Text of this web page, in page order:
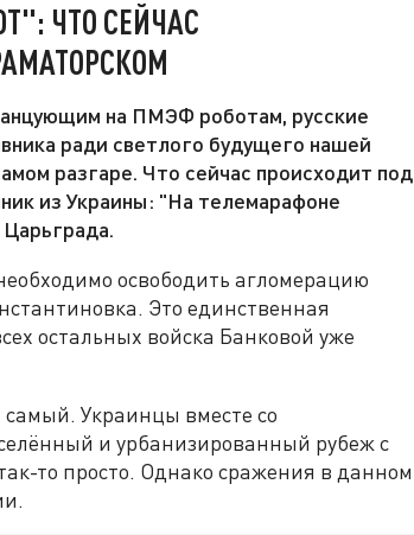
ЧТО СЕЙЧАС
на ПМЭФ роботам, русские
ради светлого будущего нашей
разгаре. Что сейчас происходит под
из Украины: "На телемарафоне
освободить агломерацию
Это единственная
остальных войска Банковой уже
Украинцы вместе со
и урбанизированный рубеж с
то просто. Однако сражения в данном